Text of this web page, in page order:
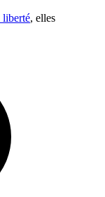
liberté, elles